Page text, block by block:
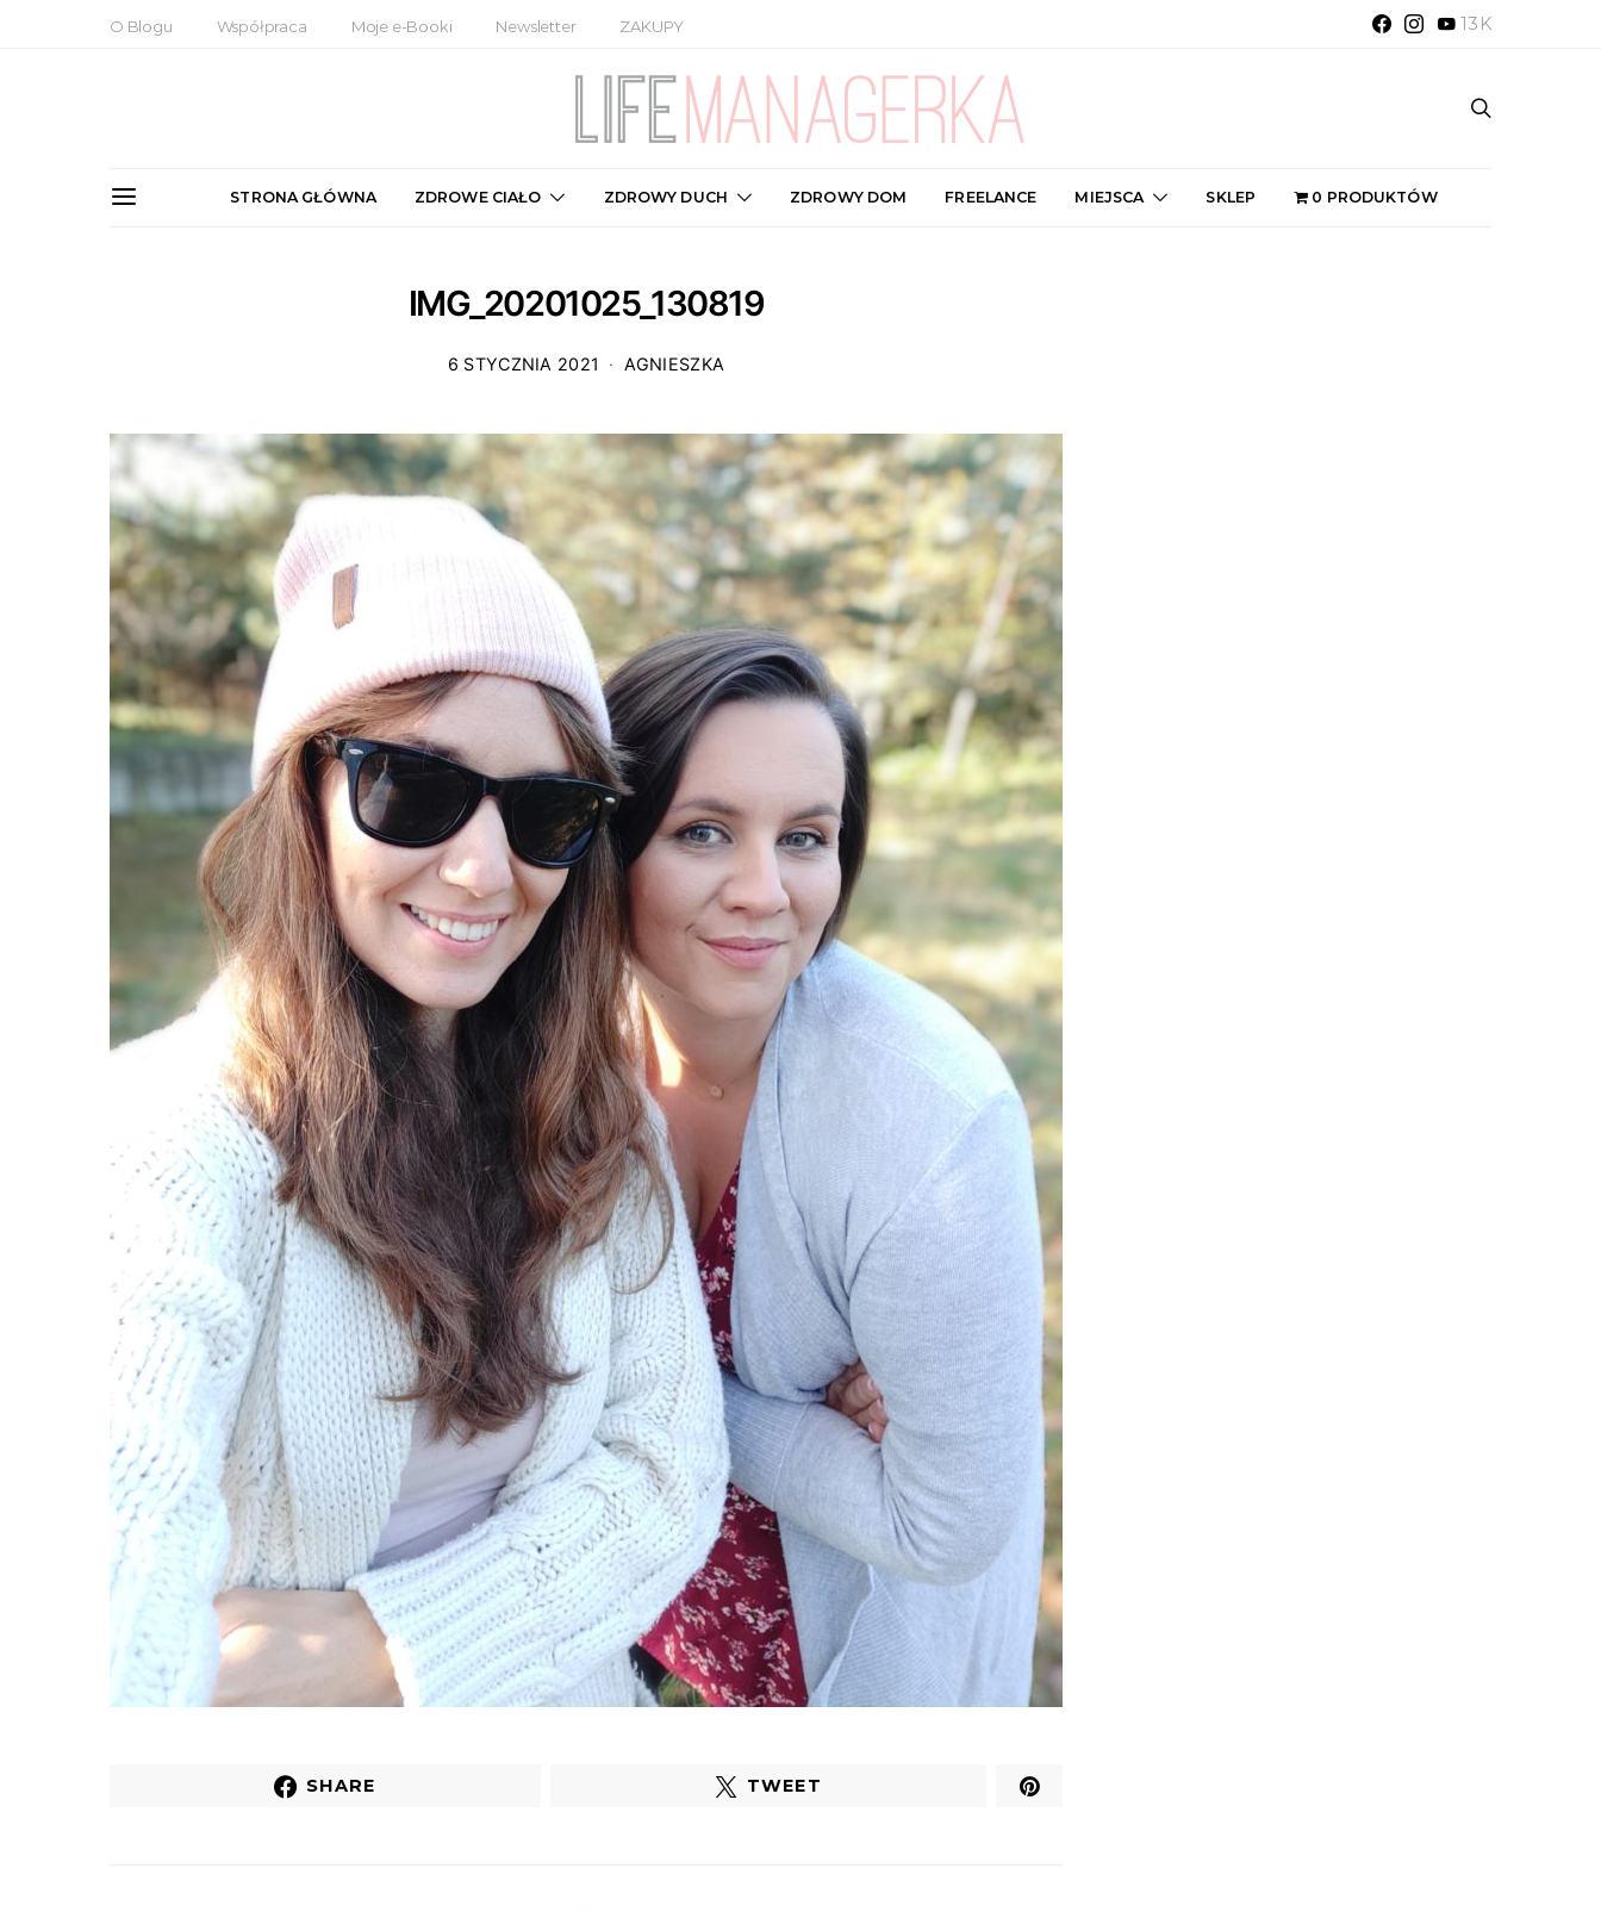
O Blogu Współpraca Moje e-Booki Newsletter ZAKUPY 13K
STRONA GŁÓWNA ZDROWE CIAŁO ZDROWY DUCH ZDROWY DOM FREELANCE MIEJSCA SKLEP 0 PRODUKTÓW
IMG_20201025_130819
6 STYCZNIA 2021 AGNIESZKA
SHARE TWEET